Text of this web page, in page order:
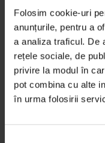
Folosim cookie-uri
anunțurile, pentru a
a analiza traficul. De
rețele sociale, de
privire la modul în
pot combina cu alte
în urma folosirii
Am renunțat
de jurnalism.
Descopeream
vremea aceea
history.
Mi-am propus